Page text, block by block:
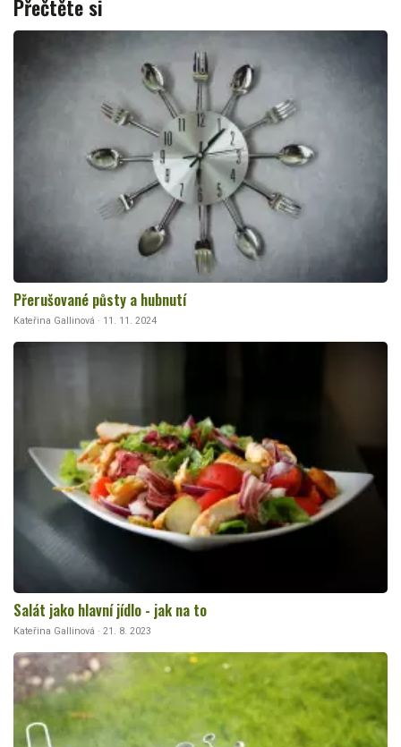
Přečtěte si
Přerušované půsty a hubnutí
Kateřina Gallinová · 11. 11. 2024
Salát jako hlavní jídlo - jak na to
Kateřina Gallinová · 21. 8. 2023